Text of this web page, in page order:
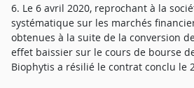
6. Le 6 avril 2020, reprochant à la
systématique sur les marchés
obtenues à la suite de la conversion
effet baissier sur le cours de bourse
Biophytis a résilié le contrat conclu le